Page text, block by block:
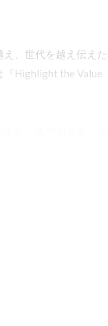
、世代を越え伝えた
『Highlight the Value
たい販売担当者、企
用提案会社』という
に日々仕事に、取り組